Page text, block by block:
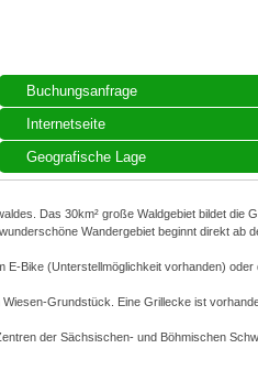
Buchungsanfrage
Internetseite
Geografische Lage
Das 30km² große Waldgebiet bildet die
Wandergebiet beginnt direkt ab
E-Bike (Unterstellmöglichkeit vorhanden) oder
Grundstück. Eine Grillecke ist
der Sächsischen- und Böhmischen